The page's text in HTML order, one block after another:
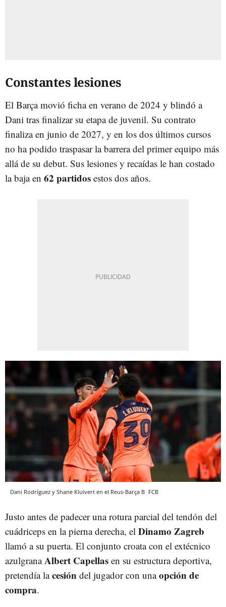
Constantes lesiones
El Barça movió ficha en verano de 2024 y blindó a
Dani tras finalizar su etapa de juvenil. Su contrato
finaliza en junio de 2027, y en los dos últimos cursos
no ha podido traspasar la barrera del primer equipo más
allá de su debut. Sus lesiones y recaídas le han costado
la baja en 62 partidos estos dos años.
Dani Rodríguez y Shane Kluivert en el Reus-Barça B FCB
Justo antes de padecer una rotura parcial del tendón del
cuádriceps en la pierna derecha, el Dinamo Zagreb
llamó a su puerta. El conjunto croata con el extécnico
azulgranaAlbert Capellas en su estructura deportiva,
pretendía lacesión del jugador con unaopción de
compra.